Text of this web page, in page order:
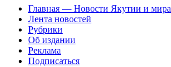
Главная — Новости Якутии и мира
Лента новостей
Рубрики
Об издании
Реклама
Подписаться